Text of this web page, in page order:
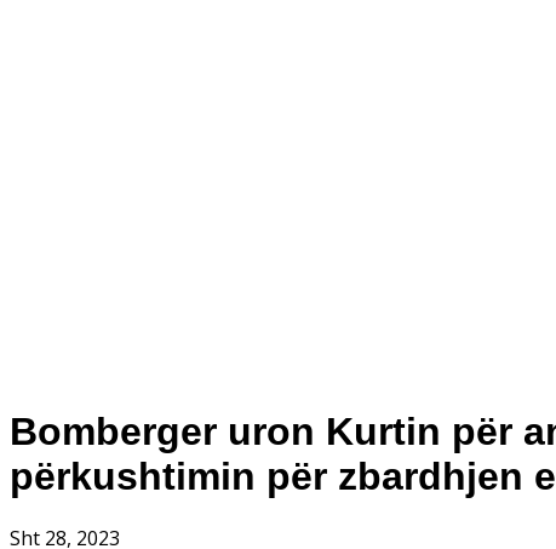
Bomberger uron Kurtin për
përkushtimin për zbardhjen
Sht 28, 2023